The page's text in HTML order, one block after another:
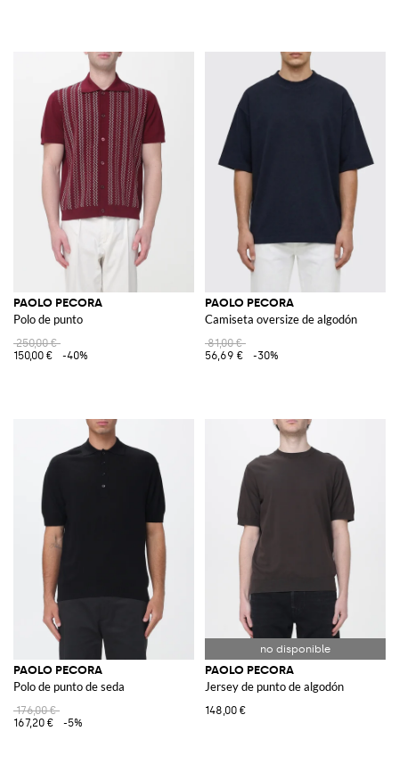
PAOLO PECORA
Polo de punto
250,00 €
150,00 €
-40%
PAOLO PECORA
Camiseta oversize de algodón
81,00 €
56,69 €
-30%
PAOLO PECORA
Polo de punto de seda
176,00 €
167,20 €
-5%
PAOLO PECORA
Jersey de punto de algodón
148,00 €